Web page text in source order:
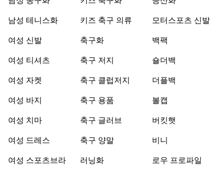
남성 테니스화
여성 신발
여성 티셔츠
여성 자켓
여성 바지
여성 치마
여성 드레스
여성 스포츠브라
키즈 축구 의류
축구화
축구 저지
축구 클럽저지
축구 용품
축구 글러브
축구 양말
러닝화
모터스포츠 신발
백팩
숄더백
더플백
볼캡
버킷햇
비니
로우 프로파일